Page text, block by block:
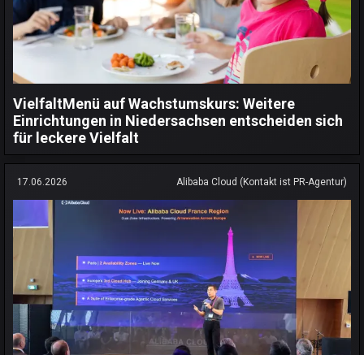
VielfaltMenü auf Wachstumskurs: Weitere
Einrichtungen in Niedersachsen entscheiden sich
für leckere Vielfalt
17.06.2026 Alibaba Cloud (Kontakt ist PR-Agentur)